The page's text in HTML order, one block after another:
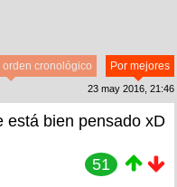
Por mejores
orden cronológico
23 may 2016, 21:46
está bien pensado xD
51